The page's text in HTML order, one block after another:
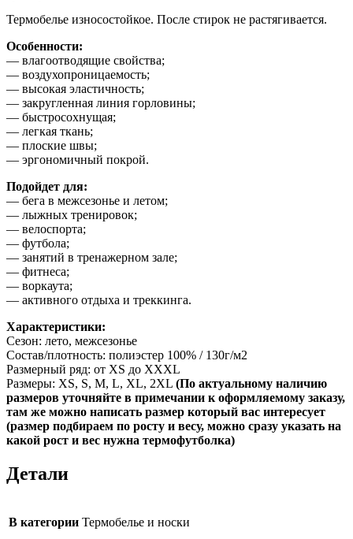
Термобелье износостойкое. После стирок не растягивается.
Особенности:
— влагоотводящие свойства;
— воздухопроницаемость;
— высокая эластичность;
— закругленная линия горловины;
— быстросохнущая;
— легкая ткань;
— плоские швы;
— эргономичный покрой.
Подойдет для:
— бега в межсезонье и летом;
— лыжных тренировок;
— велоспорта;
— футбола;
— занятий в тренажерном зале;
— фитнеса;
— воркаута;
— активного отдыха и треккинга.
Характеристики:
Сезон: лето, межсезонье
Состав/плотность: полиэстер 100% / 130г/м2
Размерный ряд: от XS до XXXL
Размеры: XS, S, M, L, XL, 2XL (По актуальному наличию
размеров уточняйте в примечании к оформляемому заказу,
там же можно написать размер который вас интересует
(размер подбираем по росту и весу, можно сразу указать на
какой рост и вес нужна термофутболка)
Детали
В категории Термобелье и носки